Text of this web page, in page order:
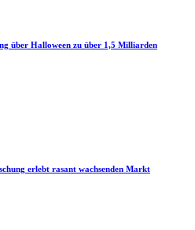
über Halloween zu über 1,5 Milliarden
erlebt rasant wachsenden Markt